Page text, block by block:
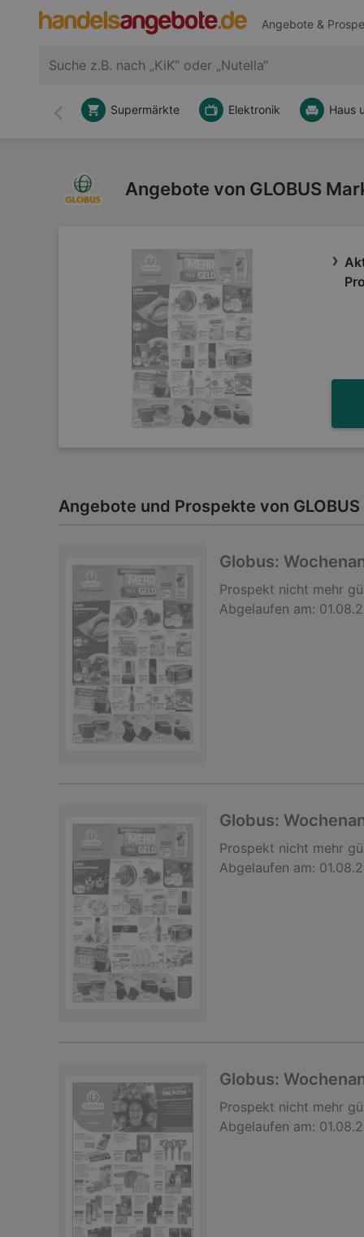
Angebote &
Zurück
Supermärkte Elektronik Haus
Angebote von GLOBUS
Angebote und Prospekte von
Globus:
Prospekt nicht mehr
Abgelaufen am:
Globus:
Prospekt nicht mehr
Abgelaufen am:
Globus:
Prospekt nicht mehr
Abgelaufen am: